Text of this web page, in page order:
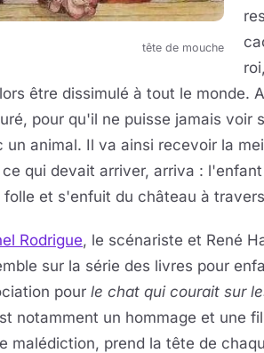
tête de mouche
être dissimulé à tout le monde.
pour qu'il ne puisse jamais voir
un animal. Il va ainsi recevoir la
ce qui devait arriver, arriva :
folle et s'enfuit du château à
Rodrigue, le scénariste et René
sur la série des livres pour
pour le chat qui courait sur
notamment un hommage et une
malédiction, prend la tête de